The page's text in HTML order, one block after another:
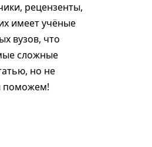
рецензенты,
имеет учёные
вузов, что
сложные
но не
поможем!